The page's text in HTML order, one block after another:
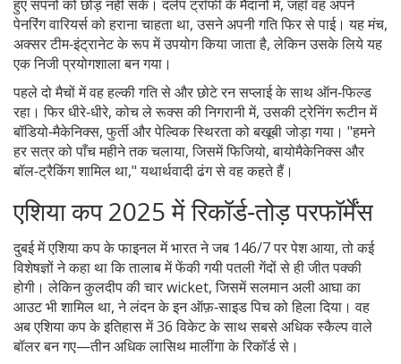
हुए सपनों को छोड़ नहीं सके। दलेप ट्रॉफी के मैदानों में, जहाँ वह अपने
पेनरिंग वारियर्स को हराना चाहता था, उसने अपनी गति फिर से पाई। यह मंच,
अक्सर टीम‑इंट्रानेट के रूप में उपयोग किया जाता है, लेकिन उसके लिये यह
एक निजी प्रयोगशाला बन गया।
पहले दो मैचों में वह हल्की गति से और छोटे रन सप्लाई के साथ ऑन‑फिल्ड
रहा। फिर धीरे‑धीरे, कोच ले रूक्स की निगरानी में, उसकी ट्रेनिंग रूटीन में
बॉडियो‑मैकेनिक्स, फुर्ती और पेल्विक स्थिरता को बखूबी जोड़ा गया। "हमने
हर सत्र को पाँच महीने तक चलाया, जिसमें फिजियो, बायोमैकेनिक्स और
बॉल‑ट्रैकिंग शामिल था," यथार्थवादी ढंग से वह कहते हैं।
एशिया कप 2025 में रिकॉर्ड‑तोड़ परफॉर्मेंस
दुबई में एशिया कप के फाइनल में भारत ने जब 146/7 पर पेश आया, तो कई
विशेषज्ञों ने कहा था कि तालाब में फेंकी गयी पतली गेंदों से ही जीत पक्की
होगी। लेकिन कुलदीप की चार wicket, जिसमें सलमान अली आघा का
आउट भी शामिल था, ने लंदन के इन ऑफ़‑साइड पिच को हिला दिया। वह
अब एशिया कप के इतिहास में 36 विकेट के साथ सबसे अधिक स्कैल्प वाले
बॉलर बन गए—तीन अधिक लासिथ मालींगा के रिकॉर्ड से।